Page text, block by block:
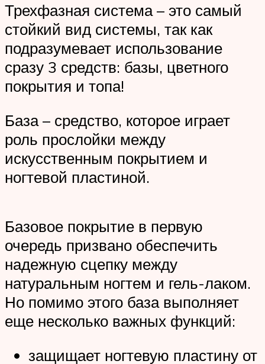
Трехфазная система – это самый
стойкий вид системы, так как
подразумевает использование
сразу 3 средств: базы, цветного
покрытия и топа!
База – средство, которое играет
роль прослойки между
искусственным покрытием и
ногтевой пластиной.
Базовое покрытие в первую
очередь призвано обеспечить
надежную сцепку между
натуральным ногтем и гель-лаком.
Но помимо этого база выполняет
еще несколько важных функций:
защищает ногтевую пластину от